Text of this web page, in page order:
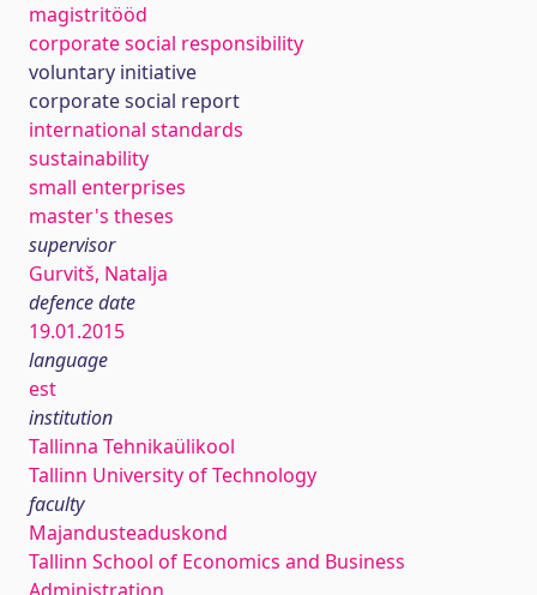
magistritööd
corporate social responsibility
voluntary initiative
corporate social report
international standards
sustainability
small enterprises
master's theses
supervisor
Gurvitš, Natalja
defence date
19.01.2015
language
est
institution
Tallinna Tehnikaülikool
Tallinn University of Technology
faculty
Majandusteaduskond
Tallinn School of Economics and Business